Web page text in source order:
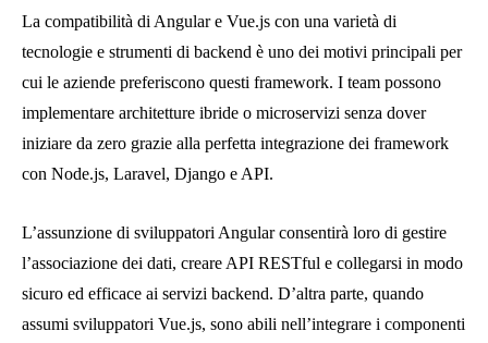
La compatibilità di Angular e Vue.js con una varietà di
tecnologie e strumenti di backend è uno dei motivi principali per
cui le aziende preferiscono questi framework. I team possono
implementare architetture ibride o microservizi senza dover
iniziare da zero grazie alla perfetta integrazione dei framework
con Node.js, Laravel, Django e API.
L’assunzione di sviluppatori Angular consentirà loro di gestire
l’associazione dei dati, creare API RESTful e collegarsi in modo
sicuro ed efficace ai servizi backend. D’altra parte, quando
assumi sviluppatori Vue.js, sono abili nell’integrare i componenti